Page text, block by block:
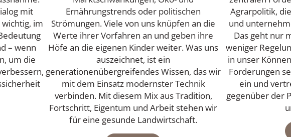
mit
im
– wenn
um die
Ernährungstrends oder politischen
Strömungen. Viele von uns knüpfen an die
Werte ihrer Vorfahren an und geben ihre
Höfe an die eigenen Kinder weiter. Was uns
auszeichnet, ist ein
generationenübergreifendes Wissen, das wir
mit dem Einsatz modernster Technik
verbinden. Mit diesem Mix aus Tradition,
Fortschritt, Eigentum und Arbeit stehen wir
für eine gesunde Landwirtschaft.
Agrarpolitik,
und
Das geht nur
weniger
in unser
Forderungen
ein und
gegenüber der